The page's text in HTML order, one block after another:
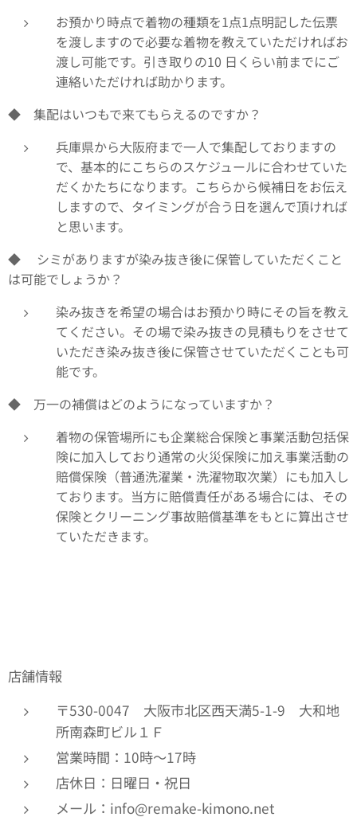
お預かり時点で着物の種類を1点1点明記した伝票
を渡しますので必要な着物を教えていただければお
渡し可能です。引き取りの10 日くらい前までにご
連絡いただければ助かります。
◆ 集配はいつもで来てもらえるのですか？
兵庫県から大阪府まで一人で集配しておりますの
で、基本的にこちらのスケジュールに合わせていた
だくかたちになります。こちらから候補日をお伝え
しますので、タイミングが合う日を選んで頂ければ
と思います。
◆ シミがありますが染み抜き後に保管していただくこと
は可能でしょうか？
染み抜きを希望の場合はお預かり時にその旨を教え
てください。その場で染み抜きの見積もりをさせて
いただき染み抜き後に保管させていただくことも可
能です。
◆ 万一の補償はどのようになっていますか？
着物の保管場所にも企業総合保険と事業活動包括保
険に加入しており通常の火災保険に加え事業活動の
賠償保険（普通洗濯業・洗濯物取次業）にも加入し
ております。当方に賠償責任がある場合には、その
保険とクリーニング事故賠償基準をもとに算出させ
ていただきます。
店舗情報
〒530-0047 大阪市北区西天満5-1-9 大和地
所南森町ビル１Ｆ
営業時間：10時～17時
店休日：日曜日・祝日
メール：info@remake-kimono.net